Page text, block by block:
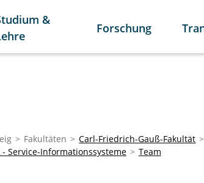
&
Forschung
Fakultäten Carl-Friedrich-Gauß-Fakultät
Service-Informationssysteme
Team